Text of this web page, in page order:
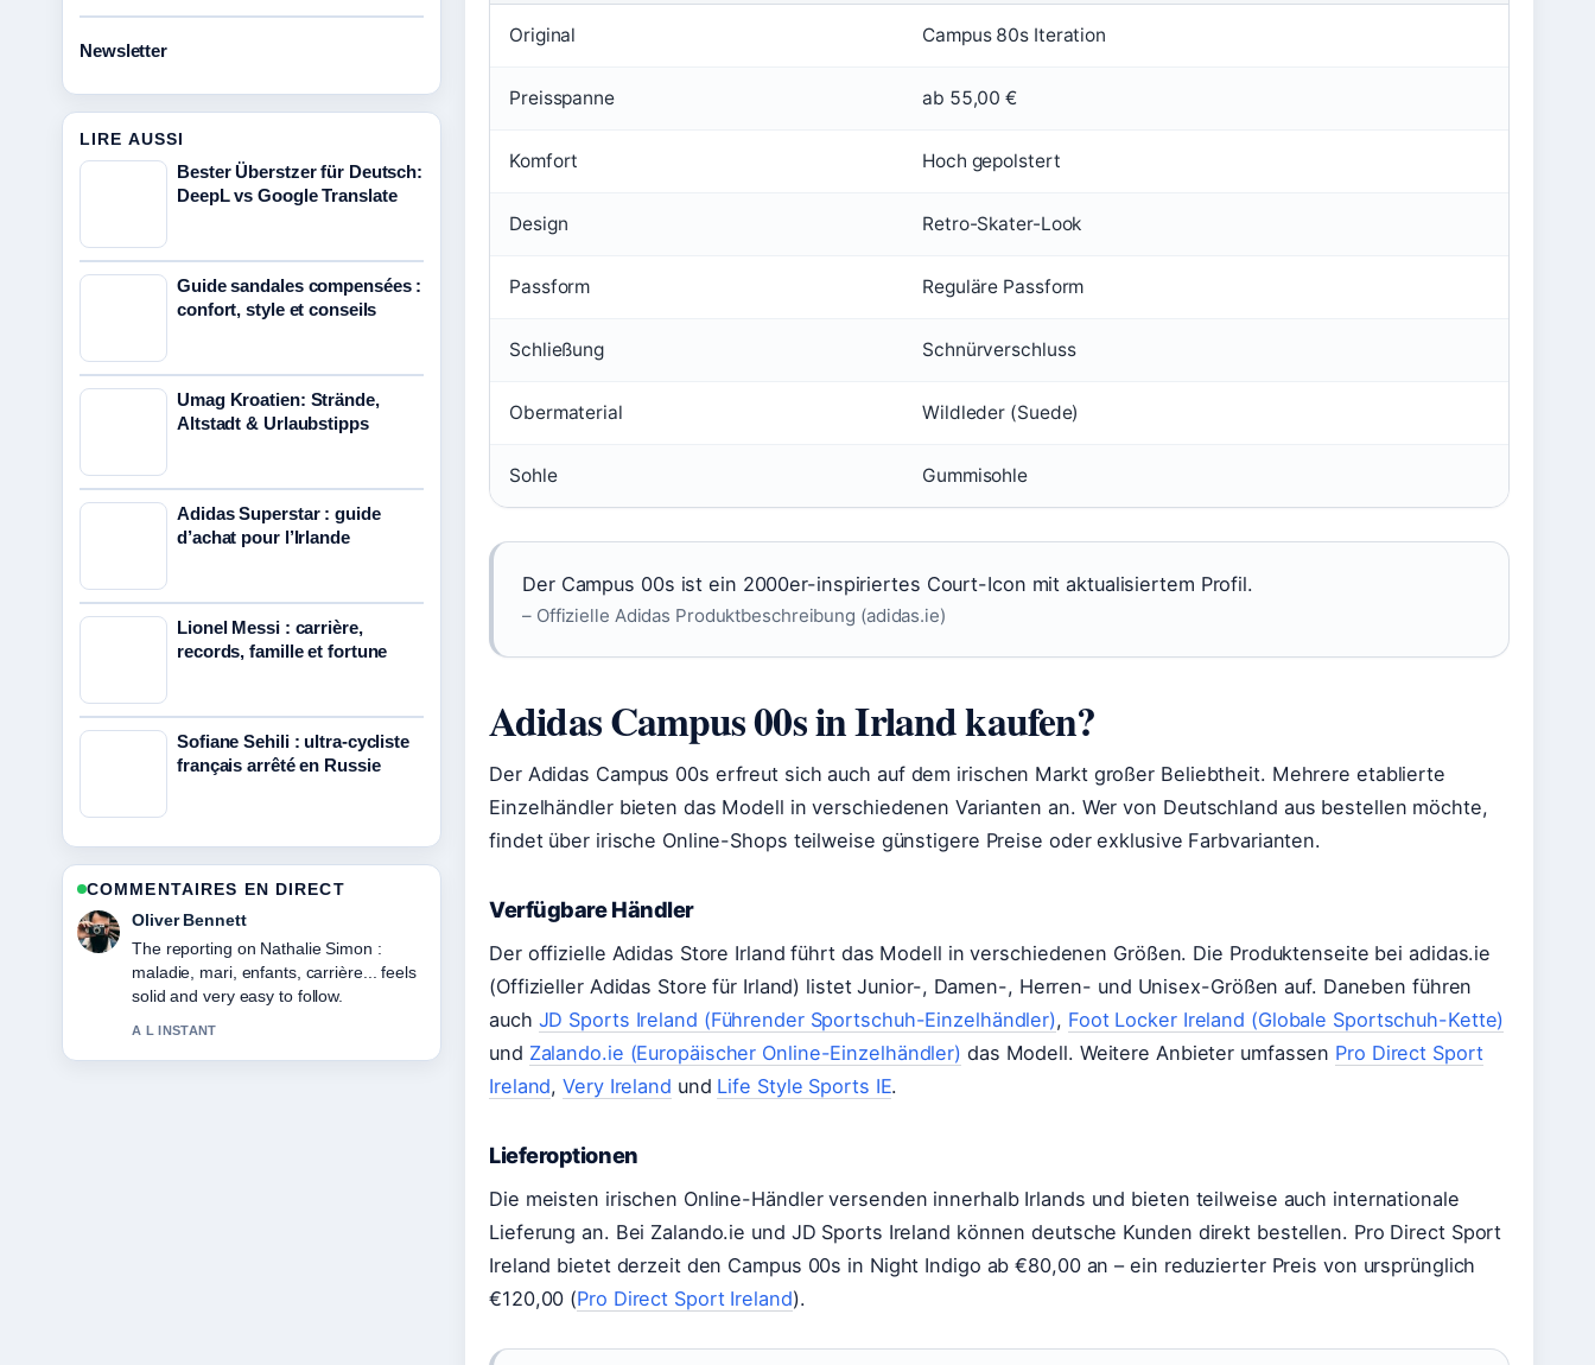
Original Campus 80s Iteration
Preisspanne ab 55,00 €
Komfort Hoch gepolstert
Design Retro-Skater-Look
Passform Reguläre Passform
Schließung Schnürverschluss
Obermaterial Wildleder (Suede)
Sohle Gummisohle
Der Campus 00s ist ein 2000er-inspiriertes Court-Icon mit aktualisiertem Profil.
– Offizielle Adidas Produktbeschreibung (adidas.ie)
Adidas Campus 00s in Irland kaufen?
Der Adidas Campus 00s erfreut sich auch auf dem irischen Markt großer Beliebtheit. Mehrere etablierte
Einzelhändler bieten das Modell in verschiedenen Varianten an. Wer von Deutschland aus bestellen möchte,
findet über irische Online-Shops teilweise günstigere Preise oder exklusive Farbvarianten.
Verfügbare Händler
Der offizielle Adidas Store Irland führt das Modell in verschiedenen Größen. Die Produktenseite bei adidas.ie
(Offizieller Adidas Store für Irland) listet Junior-, Damen-, Herren- und Unisex-Größen auf. Daneben führen
auch JD Sports Ireland (Führender Sportschuh-Einzelhändler), Foot Locker Ireland (Globale Sportschuh-Kette)
und Zalando.ie (Europäischer Online-Einzelhändler) das Modell. Weitere Anbieter umfassen Pro Direct Sport
Ireland,Very Ireland und Life Style Sports IE.
Lieferoptionen
Die meisten irischen Online-Händler versenden innerhalb Irlands und bieten teilweise auch internationale
Lieferung an. Bei Zalando.ie und JD Sports Ireland können deutsche Kunden direkt bestellen. Pro Direct Sport
Ireland bietet derzeit den Campus 00s in Night Indigo ab €80,00 an – ein reduzierter Preis von ursprünglich
€120,00 (Pro Direct Sport Ireland).
Newsletter
LIRE AUSSI
Bester Überstzer für Deutsch:
DeepL vs Google Translate
Guide sandales compensées :
confort, style et conseils
Umag Kroatien: Strände,
Altstadt & Urlaubstipps
Adidas Superstar : guide
d’achat pour l’Irlande
Lionel Messi : carrière,
records, famille et fortune
Sofiane Sehili : ultra-cycliste
français arrêté en Russie
COMMENTAIRES EN DIRECT
Ava Reed
Good verification work around Dylan
Sprouse : Biographie, femme, fortune
et.... More outlets should write like this.
3 MIN PLUS TOT